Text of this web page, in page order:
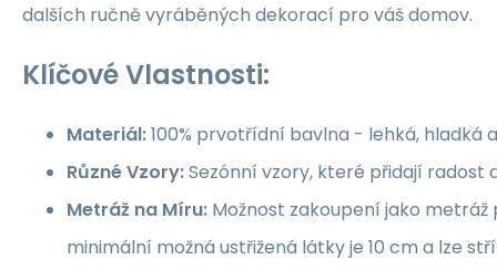
dalších ručně vyráběných dekorací pro váš domov.
Klíčové Vlastnosti:
Materiál:100% prvotřídní bavlna - lehká, hladká
Různé Vzory:Sezónní vzory, které přidají radost
Metráž na Míru: Možnost zakoupení jako
minimální možná ustřižená látky je 10 cm a lze